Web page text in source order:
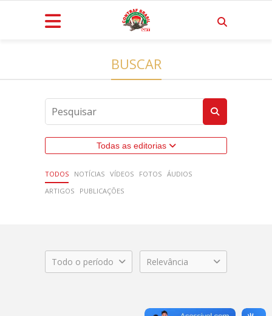
BUSCAR
Todas as editorias
TODOS NOTÍCIAS VÍDEOS FOTOS ÁUDIOS
ARTIGOS
PUBLICAÇÕES
Todo o período Relevância